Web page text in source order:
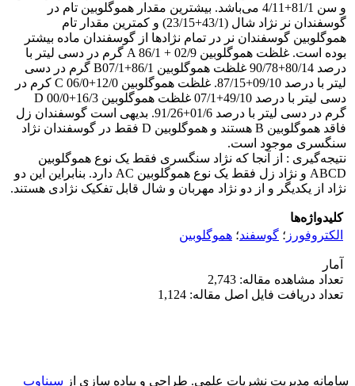
و سن 81/1+4/11 می‌باشد. بیشترین مقدار هموگلوبین تام در
گوسفندان نر نژاد شال (43/1+23/15) و کمترین مقدار تام
هموگلوبین گوسفندان نر در تمام نژادها از گوسفندان ماده بیشتر
بوده است. غلظت هموگلوبین A 86/1 + 02/9 گرم در دسی لیتر با
درصد 80/14+90/78 غلظت هموگلوبین B07/1+86/1 گرم در دسی
لیتر با درصد 09/10+87/15. غلظت هموگلوبین C 06/0+12/0 کرم در
دسی لیتر با درصد 49/10+07/1 غلظت هموگلوبین D 00/0+16/3
گرم در دسی لیتر با درصد 01/6+91/26. بدیهی است گوسفندان زل
فاقد هموگلوبین B هستند و هموگلوبین D فقط در گوسفندان نژاد
سنگسری موجود است.
نتیجه‌گیری : از آنجا که نژاد سنگسری فقط یک نوع هموگلوبین
ABCD و نژاد زل فقط یک نوع هموگلوبین AC دارد. بنابراین این دو
نژاد از یکدیگر و از دو نژاد مهربان و شال قابل تفکیک نژادی هستند.
کلیدواژه‌ها
الکتروفورز ؛ گوسفند؛ هموگلوبین
آمار
تعداد مشاهده مقاله: 2,743
تعداد دریافت فایل اصل مقاله: 1,124
سامانه مدیریت نشریات علمی. طراحی و پیاده سازی از سیناوب